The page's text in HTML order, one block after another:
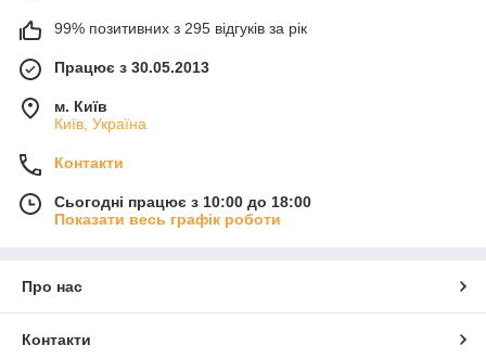
99% позитивних з 295 відгуків за рік
Працює з 30.05.2013
м. Київ
Київ, Україна
Контакти
Сьогодні працює з 10:00 до 18:00
Показати весь графік роботи
Про нас
Контакти